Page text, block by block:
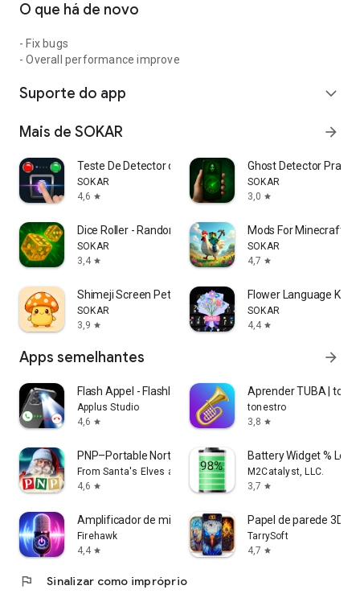
O que há de novo
- Fix bugs
- Overall performance improve
Suporte do app expand_more
Mais de SOKAR arrow_forward
Teste De Detector de Mentiras
SOKAR
4,6 star
Ghost Detector Prank
SOKAR
3,0 star
Dice Roller - Random Roll
SOKAR
3,4 star
Mods For Minecraft -
SOKAR
4,7 star
Shimeji Screen Pet Anime
SOKAR
3,9 star
Flower Language
SOKAR
4,4 star
Apps semelhantes arrow_forward
Flash Appel - Flashlight Call
Applus Studio
4,6 star
Aprender TUBA |
tonestro
3,8 star
PNP–Portable North Pole™
From Santa's Elves at UGroupMedia Inc
4,6 star
Battery Widget %
M2Catalyst, LLC.
3,7 star
Amplificador de microfone
Firehawk
4,4 star
Papel de parede 3D
TarrySoft
4,7 star
flag Sinalizar como impróprio